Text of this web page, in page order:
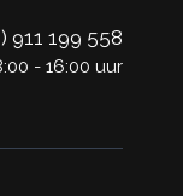
911 199 558
- 16:00 uur